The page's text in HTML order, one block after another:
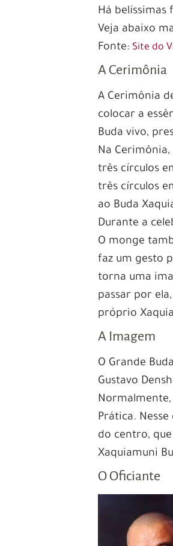
Há belíssimas
Veja abaixo
Fonte: Site do
A Cerimônia
A Cerimônia
colocar a
Buda vivo,
Na
três círculos
três círculos
ao Buda
Durante a
O monge
faz um gesto
torna uma
passar por
próprio
A Imagem
O Grande
Gustavo
Prática.
do centro,
Xaquiamuni
O Oficiante